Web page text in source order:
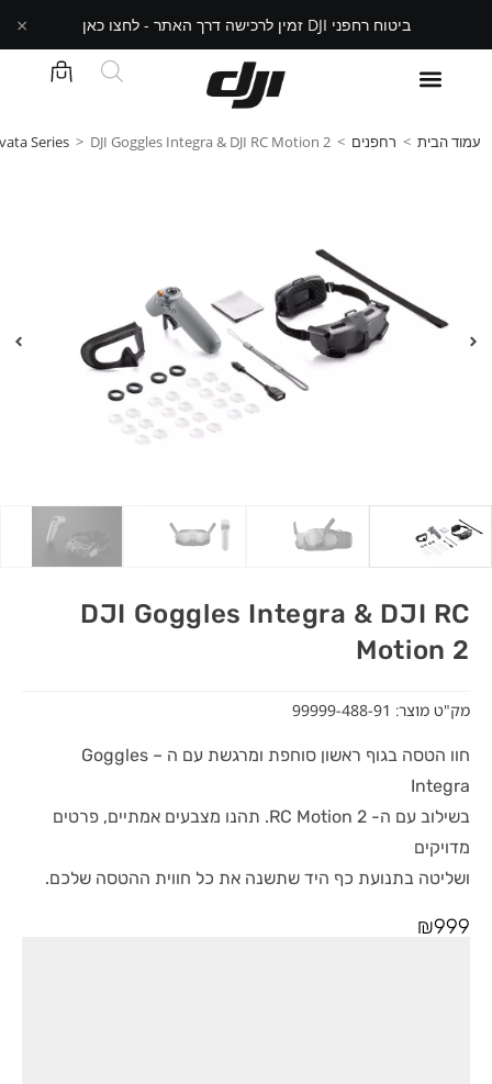
ביטוח רחפני DJI זמין לרכישה דרך האתר - לחצו כאן ×
עמוד הבית > רחפנים >
Series > DJI Goggles Integra & DJI RC Motion 2
DJI Goggles Integra & DJI RC
Motion 2
מק"ט מוצר: 99999-488-91
חוו הטסה בגוף ראשון סוחפת ומרגשת עם ה – Goggles
Integra
בשילוב עם ה- RC Motion 2. תהנו מצבעים אמתיים, פרטים
מדויקים
ושליטה בתנועת כף היד שתשנה את כל חווית ההטסה שלכם.
₪999